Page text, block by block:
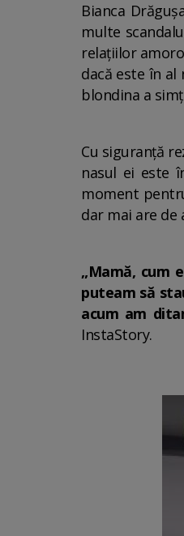
Bianca
multe
relațiilor
dacă este în
blondina a
Cu siguranță
nasul ei este
moment
dar mai are
„Mamă, cum
puteam să
acum am
InstaStory.